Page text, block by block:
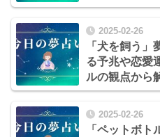
2025-02-26
「犬を飼う
る予兆や恋愛
ルの観点から
2025-02-26
「ペットボ